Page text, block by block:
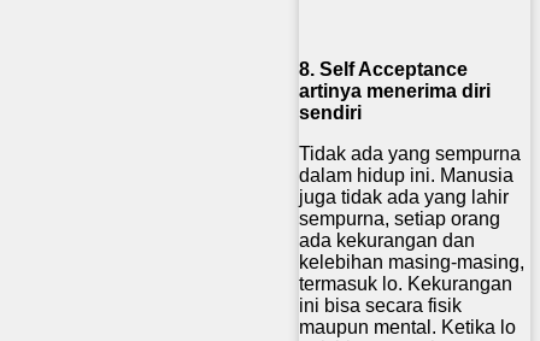
8. Self Acceptance
artinya menerima diri
sendiri
Tidak ada yang sempurna
dalam hidup ini. Manusia
juga tidak ada yang lahir
sempurna, setiap orang
ada kekurangan dan
kelebihan masing-masing,
termasuk lo. Kekurangan
ini bisa secara fisik
maupun mental. Ketika lo